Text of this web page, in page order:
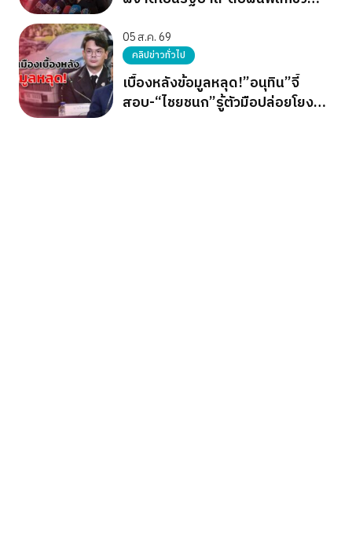
05 ส.ค. 69
คลิปข่าวทั่วไป
เบื้องหลังข้อมูลหลุด!”อนุทิน”จี้
สอบ-“ไชยชนก”รู้ตัวมือปล่อยโยง